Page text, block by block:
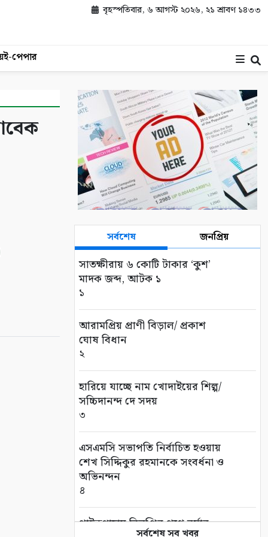
বৃহস্পতিবার, ৬ আগস্ট ২০২৬, ২১ শ্রাবণ ১৪৩৩
ই-পেপার
সর্বশেষ জনপ্রিয়
সাতক্ষীরায় ৬ কোটি টাকার ‘কুশ’
মাদক জব্দ, আটক ১
১
আরামপ্রিয় প্রাণী বিড়াল/ প্রকাশ
ঘোষ বিধান
২
হারিয়ে যাচ্ছে নাম খোদাইয়ের শিল্প/
সচ্চিদানন্দ দে সদয়
৩
এসএমসি সভাপতি নির্বাচিত হওয়ায়
শেখ সিদ্দিকুর রহমানকে সংবর্ধনা ও
অভিনন্দন
৪
পাইকগাছায় বিলুপ্তির পথে বর্ষার
সর্বশেষ সব খবর